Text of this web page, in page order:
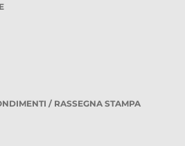
/ RASSEGNA STAMPA